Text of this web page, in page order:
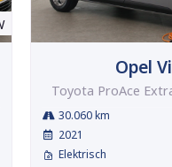
Opel
Toyota ProAce
30.060 km
2021
Elektrisch